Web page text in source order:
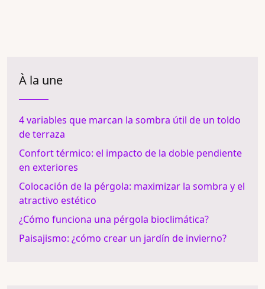
À la une
4 variables que marcan la sombra útil de un toldo
de terraza
Confort térmico: el impacto de la doble pendiente
en exteriores
Colocación de la pérgola: maximizar la sombra y el
atractivo estético
¿Cómo funciona una pérgola bioclimática?
Paisajismo: ¿cómo crear un jardín de invierno?